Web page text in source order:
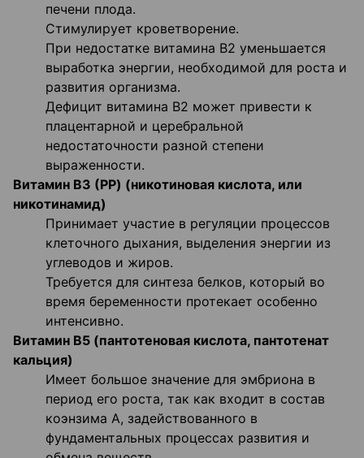
печени плода.
Стимулирует кроветворение.
При недостатке витамина B2 уменьшается
выработка энергии, необходимой для роста и
развития организма.
Дефицит витамина B2 может привести к
плацентарной и церебральной
недостаточности разной степени
выраженности.
Витамин В3 (PP) (никотиновая кислота, или
никотинамид)
Принимает участие в регуляции процессов
клеточного дыхания, выделения энергии из
углеводов и жиров.
Требуется для синтеза белков, который во
время беременности протекает особенно
интенсивно.
Витамин В5 (пантотеновая кислота, пантотенат
кальция)
Имеет большое значение для эмбриона в
период его роста, так как входит в состав
коэнзима А, задействованного в
фундаментальных процессах развития и